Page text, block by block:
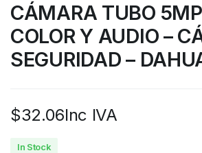
CÁMARA TUBO
COLOR Y AUDIO –
SEGURIDAD –
$32.06Inc IVA
In Stock